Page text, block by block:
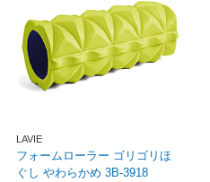
LAVIE
フォームローラー ゴリゴリほ
ぐし やわらかめ 3B-3918